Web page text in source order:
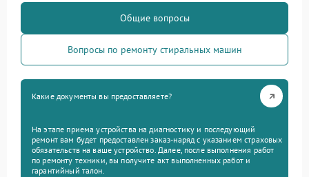
Общие вопросы
Вопросы по ремонту стиральных машин
Какие документы вы предоставляете?
На этапе приема устройства на диагностику и последующий
ремонт вам будет предоставлен заказ-наряд с указанием страховых
обязательств на ваше устройство. Далее, после выполнения работ
по ремонту техники, вы получите акт выполненных работ и
гарантийный талон.